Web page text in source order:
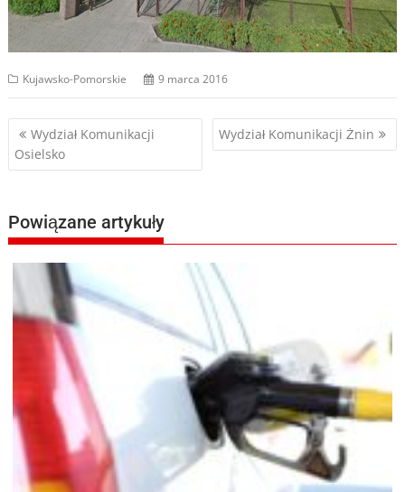
Kujawsko-Pomorskie 9 marca 2016
Nawigacja
wpisu
Wydział Komunikacji
Osielsko
Wydział Komunikacji Żnin
Powiązane artykuły